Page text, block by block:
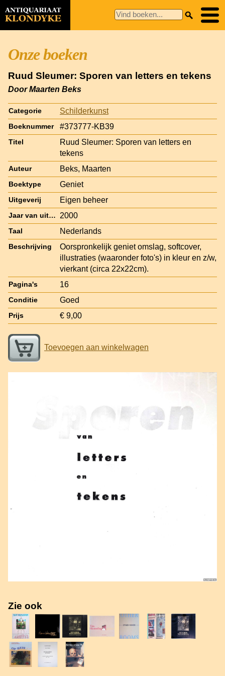
Onze boeken
Ruud Sleumer: Sporen van letters en tekens
Door Maarten Beks
Categorie Schilderkunst
Boeknummer #373777-KB39
Titel
Ruud Sleumer: Sporen van letters en
tekens
Auteur Beks, Maarten
Boektype Geniet
Uitgeverij Eigen beheer
Jaar van uitgave 2000
Taal Nederlands
Beschrijving
Oorspronkelijk geniet omslag, softcover,
illustraties (waaronder foto's) in kleur en z/w,
vierkant (circa 22x22cm).
Pagina's 16
Conditie Goed
Prijs € 9,00
Toevoegen aan winkelwagen
Zie ook